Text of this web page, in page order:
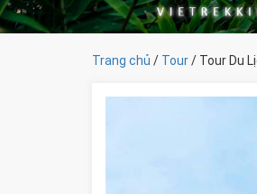
Trang chủ / Tour/ Tour Du